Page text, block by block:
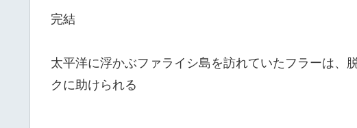
完結
太平洋に浮かぶファライシ島を訪れていたフラーは、
クに助けられる